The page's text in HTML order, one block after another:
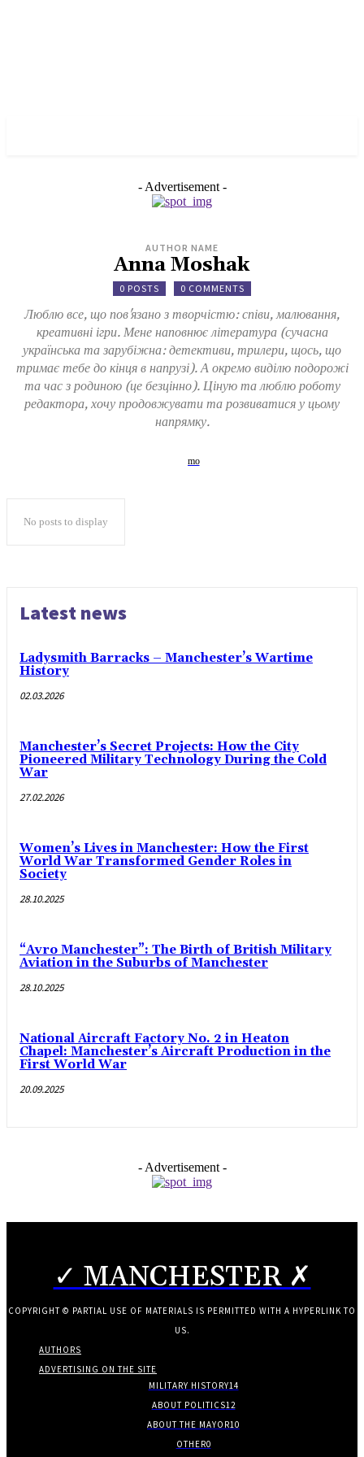
- Advertisement -
AUTHOR NAME
Anna Moshak
0 POSTS 0 COMMENTS
Люблю все, що пов'язано з творчістю: співи, малювання,
креативні ігри. Мене наповнює література (сучасна
українська та зарубіжна: детективи, трилери, щось, що
тримає тебе до кінця в напрузі). А окремо виділю подорожі
та час з родиною (це безцінно). Ціную та люблю роботу
редактора, хочу продовжувати та розвиватися у цьому
напрямку.
No posts to display
Latest news
Ladysmith Barracks – Manchester’s Wartime
History
02.03.2026
Manchester’s Secret Projects: How the City
Pioneered Military Technology During the Cold
War
27.02.2026
Women’s Lives in Manchester: How the First
World War Transformed Gender Roles in
Society
28.10.2025
“Avro Manchester”: The Birth of British Military
Aviation in the Suburbs of Manchester
28.10.2025
National Aircraft Factory No. 2 in Heaton
Chapel: Manchester’s Aircraft Production in the
First World War
20.09.2025
- Advertisement -
✓ MANCHESTER ✗
COPYRIGHT © PARTIAL USE OF MATERIALS IS PERMITTED WITH A HYPERLINK TO
US.
AUTHORS
ADVERTISING ON THE SITE
MILITARY HISTORY14
ABOUT POLITICS12
ABOUT THE MAYOR10
OTHER0